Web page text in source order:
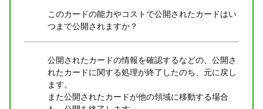
このカードの能力やコストで公開されたカードはい
つまで公開されますか？
公開されたカードの情報を確認するなどの、公開さ
れたカードに関する処理が終了したのち、元に戻し
ます。
また公開されたカードが他の領域に移動する場合